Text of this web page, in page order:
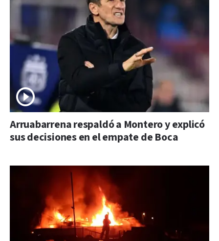
Arruabarrena respaldó a Montero y explicó
sus decisiones en el empate de Boca